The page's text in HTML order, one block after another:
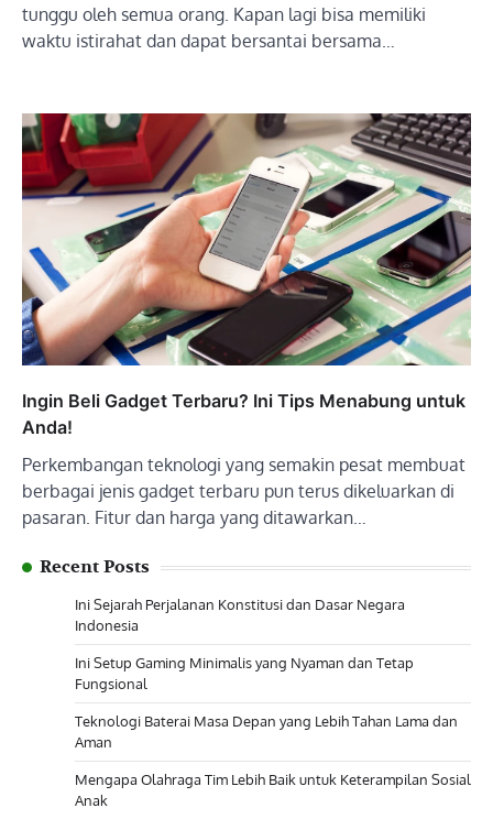
tunggu oleh semua orang. Kapan lagi bisa memiliki
waktu istirahat dan dapat bersantai bersama…
Ingin Beli Gadget Terbaru? Ini Tips Menabung untuk
Anda!
Perkembangan teknologi yang semakin pesat membuat
berbagai jenis gadget terbaru pun terus dikeluarkan di
pasaran. Fitur dan harga yang ditawarkan…
Recent Posts
Ini Sejarah Perjalanan Konstitusi dan Dasar Negara
Indonesia
Ini Setup Gaming Minimalis yang Nyaman dan Tetap
Fungsional
Teknologi Baterai Masa Depan yang Lebih Tahan Lama dan
Aman
Mengapa Olahraga Tim Lebih Baik untuk Keterampilan Sosial
Anak